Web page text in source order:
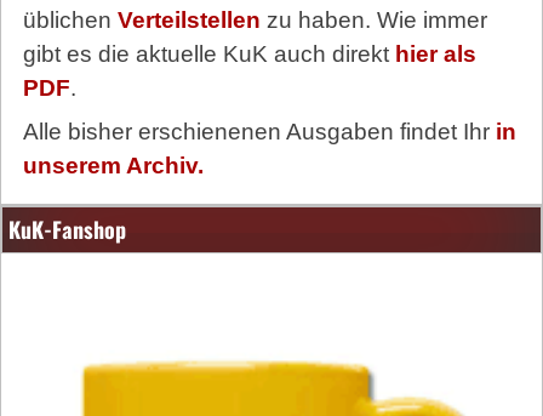
üblichen Verteilstellen zu haben. Wie immer
gibt es die aktuelle KuK auch direkt hier als
PDF.
Alle bisher erschienenen Ausgaben findet Ihr in
unserem Archiv.
KuK-Fanshop